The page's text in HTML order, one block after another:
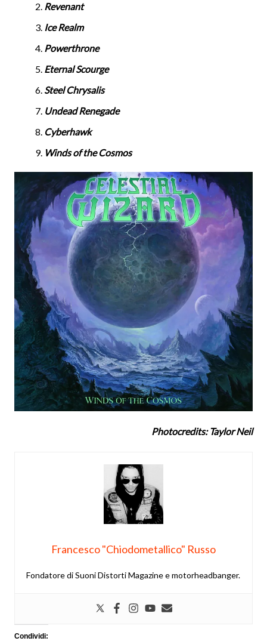
Revenant
Ice Realm
Powerthrone
Eternal Scourge
Steel Chrysalis
Undead Renegade
Cyberhawk
Winds of the Cosmos
Photocredits: Taylor Neil
Francesco "Chiodometallico" Russo
Fondatore di Suoni Distorti Magazine e motorheadbanger.
Condividi: